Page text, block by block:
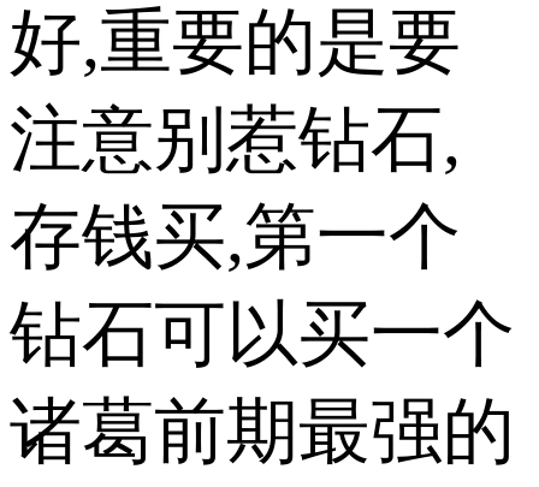
好,重要的是要
注意别惹钻石,
存钱买,第一个
钻石可以买一个
诸葛前期最强的